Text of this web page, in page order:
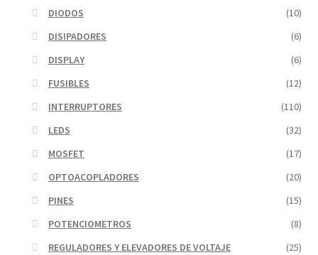
DIODOS
(10)
DISIPADORES
(6)
DISPLAY
(6)
FUSIBLES
(12)
INTERRUPTORES
(110)
LEDS
(32)
MOSFET
(17)
OPTOACOPLADORES
(20)
PINES
(15)
POTENCIOMETROS
(8)
REGULADORES Y ELEVADORES DE VOLTAJE
(25)